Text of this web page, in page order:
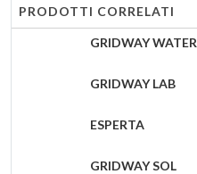
PRODOTTI CORRELATI
GRIDWAY WATER
GRIDWAY LAB
ESPERTA
GRIDWAY SOL